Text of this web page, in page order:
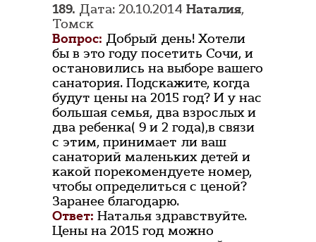
189. Дата: 20.10.2014 Наталия,
Томск
Вопрос: Добрый день! Хотели
бы в это году посетить Сочи, и
остановились на выборе вашего
санатория. Подскажите, когда
будут цены на 2015 год? И у нас
большая семья, два взрослых и
два ребенка( 9 и 2 года),в связи
с этим, принимает ли ваш
санаторий маленьких детей и
какой порекомендуете номер,
чтобы определиться с ценой?
Заранее благодарю.
Ответ: Наталья здравствуйте.
Цены на 2015 год можно